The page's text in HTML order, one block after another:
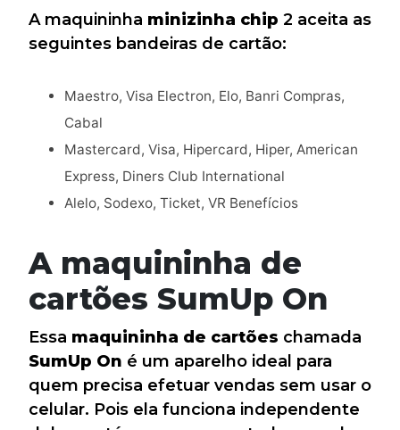
A maquininha minizinha chip 2 aceita as
seguintes bandeiras de cartão:
Maestro, Visa Electron, Elo, Banri Compras,
Cabal
Mastercard, Visa, Hipercard, Hiper, American
Express, Diners Club International
Alelo, Sodexo, Ticket, VR Benefícios
A maquininha de
cartões SumUp On
Essa maquininha de cartões chamada
SumUp On é um aparelho ideal para
quem precisa efetuar vendas sem usar o
celular. Pois ela funciona independente